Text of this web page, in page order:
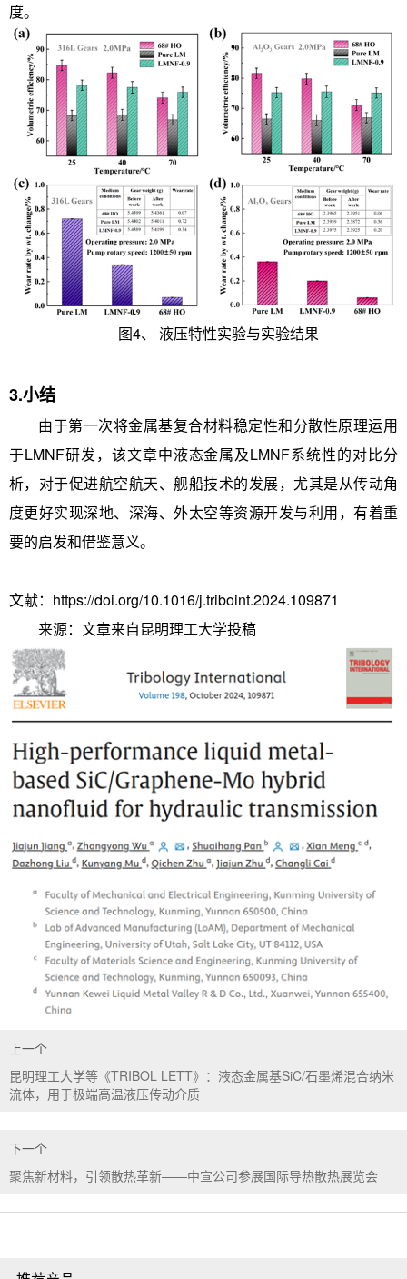
度。
图4、 液压特性实验与实验结果
3.小结
由于第一次将金属基复合材料稳定性和分散性原理运用
于LMNF研发，该文章中液态金属及LMNF系统性的对比分
析，对于促进航空航天、舰船技术的发展，尤其是从传动角
度更好实现深地、深海、外太空等资源开发与利用，有着重
要的启发和借鉴意义。
文献：https://doi.org/10.1016/j.triboint.2024.109871
来源：文章来自昆明理工大学投稿
上一个
昆明理工大学等《TRIBOL LETT》：液态金属基SiC/石墨烯混合纳米
流体，用于极端高温液压传动介质
下一个
聚焦新材料，引领散热革新——中宣公司参展国际导热散热展览会